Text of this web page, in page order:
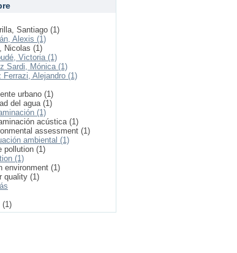
Santiago (1)
Alexis (1)
Nicolas (1)
Victoria (1)
Sardi, Mónica (1)
Ferrazi, Alejandro (1)
urbano (1)
del agua (1)
(1)
acústica (1)
assessment (1)
ambiental (1)
pollution (1)
(1)
environment (1)
quality (1)
(1)